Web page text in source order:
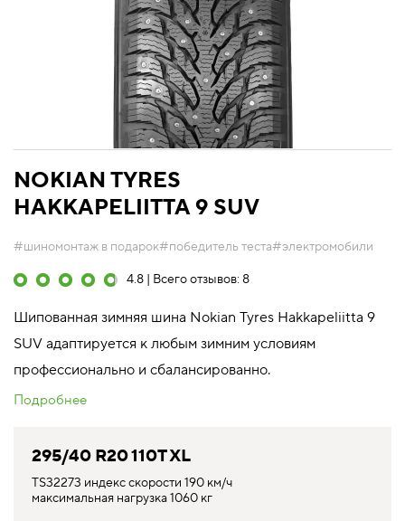
NOKIAN TYRES
HAKKAPELIITTA 9 SUV
#шиномонтаж в подарок#победитель теста#электромобили
4.8 | Всего отзывов: 8
Шипованная зимняя шина Nokian Tyres Hakkapeliitta 9
SUV адаптируется к любым зимним условиям
профессионально и сбалансированно.
Подробнее
295/40 R20 110T XL
TS32273 индекс скорости 190 км/ч
максимальная нагрузка 1060 кг